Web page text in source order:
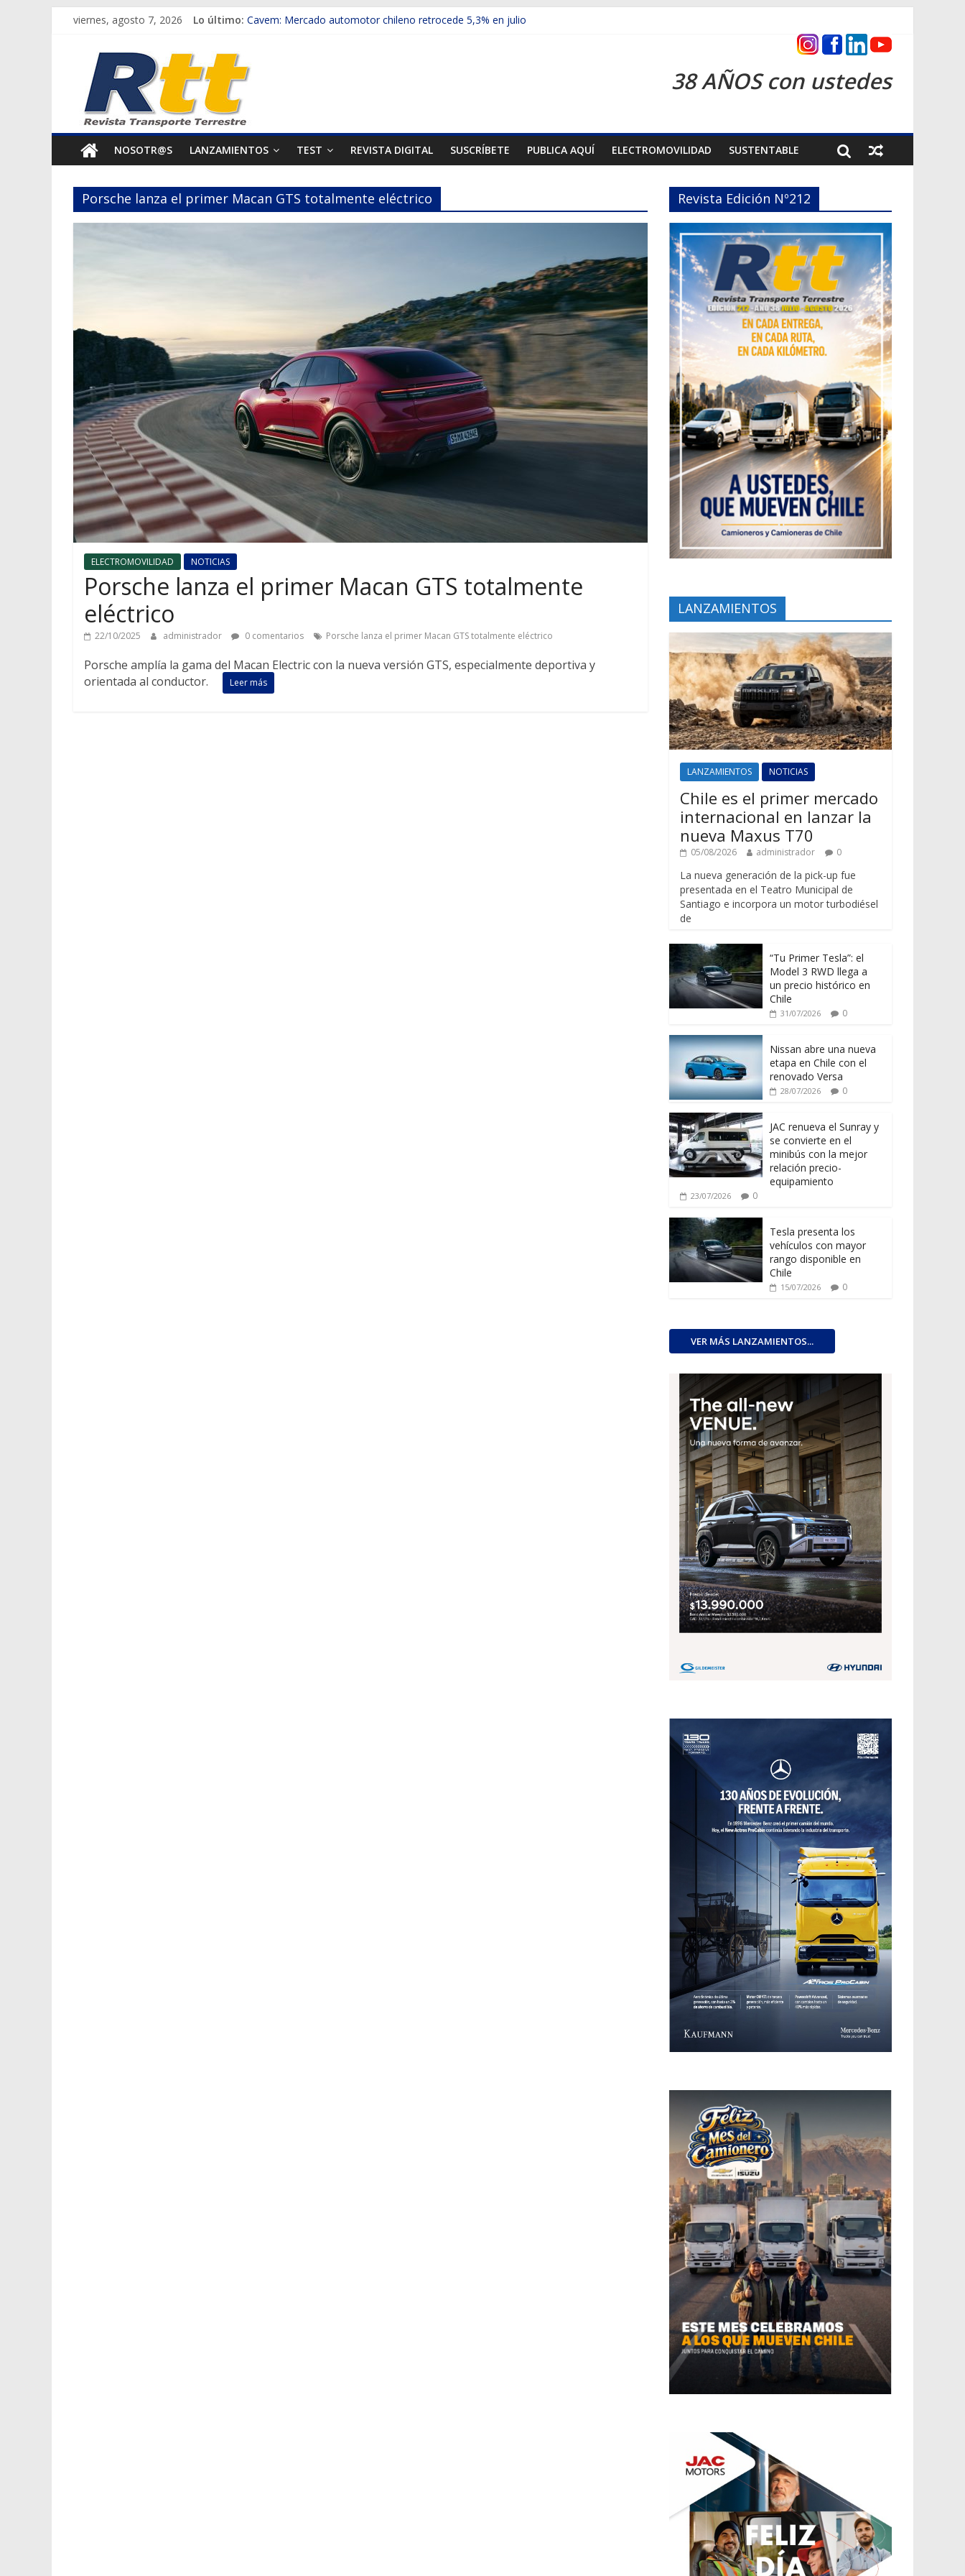
Saltarviernes, agosto 7, 2026 Lo último: Cavem: Mercado automotor chileno retrocede 5,3% en julio
SINOTRUK Pick-ups presentó la recién estrenada Bolden en la Expo Compras Públicas 2026
Chile es el primer mercado internacional en lanzar la nueva Maxus T70
Rtt
Revista
Transporte
Terrestre
Autos,
camiones,
38 AÑOS con ustedes
NOSOTR@S LANZAMIENTOS TEST REVISTA DIGITAL SUSCRÍBETE PUBLICA AQUÍ ELECTROMOVILIDAD SUSTENTABLE
Porsche lanza el primer Macan GTS totalmente eléctrico
ELECTROMOVILIDAD NOTICIAS
Porsche lanza el primer Macan GTS totalmente
eléctrico
22/10/2025 administrador 0 comentarios Porsche lanza el primer Macan GTS totalmente eléctrico
Porsche amplía la gama del Macan Electric con la nueva versión GTS, especialmente deportiva y
orientada al conductor.
Leer más
Revista Edición Nº212
LANZAMIENTOS
LANZAMIENTOS NOTICIAS
Chile es el primer mercado
internacional en lanzar la
nueva Maxus T70
05/08/2026 administrador 0
La nueva generación de la pick-up fue
presentada en el Teatro Municipal de
Santiago e incorpora un motor turbodiésel
de
“Tu Primer Tesla”: el
Model 3 RWD llega a
un precio histórico en
Chile
31/07/2026 0
Nissan abre una nueva
etapa en Chile con el
renovado Versa
28/07/2026 0
JAC renueva el Sunray y
se convierte en el
minibús con la mejor
relación precio-
equipamiento
23/07/2026 0
Tesla presenta los
vehículos con mayor
rango disponible en
Chile
15/07/2026 0
VER MÁS LANZAMIENTOS...